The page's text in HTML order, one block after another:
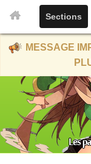
Sections
MESSAGE